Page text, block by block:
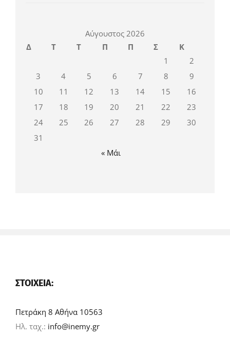
Αύγουστος 2026
Δ
Τ Τ Π Π Σ
Κ
1
2
3
4 5 6 7 8
9
10
11 12 13 14 15
16
17
18 19 20 21 22
23
24
25 26 27 28 29
30
31
« Μάι
ΣΤΟΙΧΕΊΑ:
Πετράκη 8 Αθήνα 10563
Ηλ. ταχ.: info@inemy.gr